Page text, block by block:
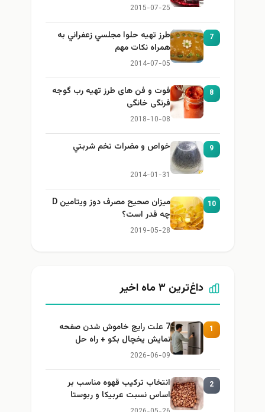
2015-07-25
7
طرز تهيه حلوا مجلسي زعفراني به
همراه نكات مهم
2014-07-05
8
فوت و فن های طرز تهیه رب گوجه
فرنگی خانگی
2018-10-08
9 خواص و مضرات تخم شربتي
2014-01-31
10
میزان صحیح مصرف دوز ویتامین D
چه قدر است؟
2019-05-28
داغ‌ترین ۳ ماه اخیر
1
7 علت رایج خاموش شدن صفحه
نمایش یخچال بکو + راه حل
2026-06-09
2
انتخاب ترکیب قهوه مناسب بر
اساس نسبت عربیکا و ربوستا